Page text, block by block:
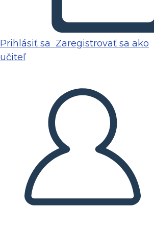
Prihlásiť sa Zaregistrovať sa ako
učiteľ